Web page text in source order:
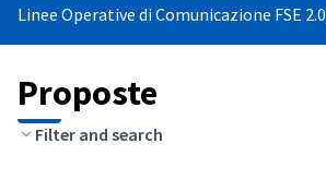
Linee Operative di Comunicazione FSE 2.0
Proposte
Filter and search